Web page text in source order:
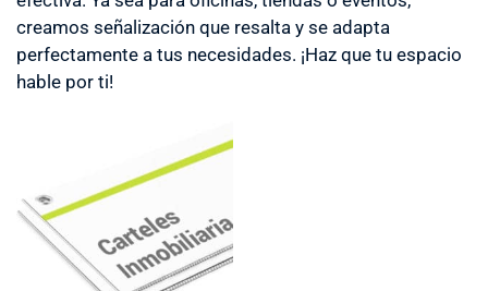
creamos señalización que resalta y se adapta
perfectamente a tus necesidades. ¡Haz que tu espacio
hable por ti!